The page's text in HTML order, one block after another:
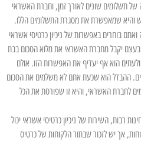
של תשלומים שונים לאורך זמן, וחברת האשראי
והיא שמאפשרת את מסגרת התשלומים הללו.
בוחרים באפשרות של ניכיון כרטיסי אשראי
יקבל מחברת האשראי את מלוא הסכום בבת
הוא אף יעדיף את האפשרות הזו. אולם
ההבדל הוא שכעת אתם לא משלמים את הסכום
לחברת האשראי, והיא זו שפורסת את הכל
רבות, השירות של ניכיון כרטיסי אשראי יכול
אך יש לזכור שבתור הלקוחות של כרטיס